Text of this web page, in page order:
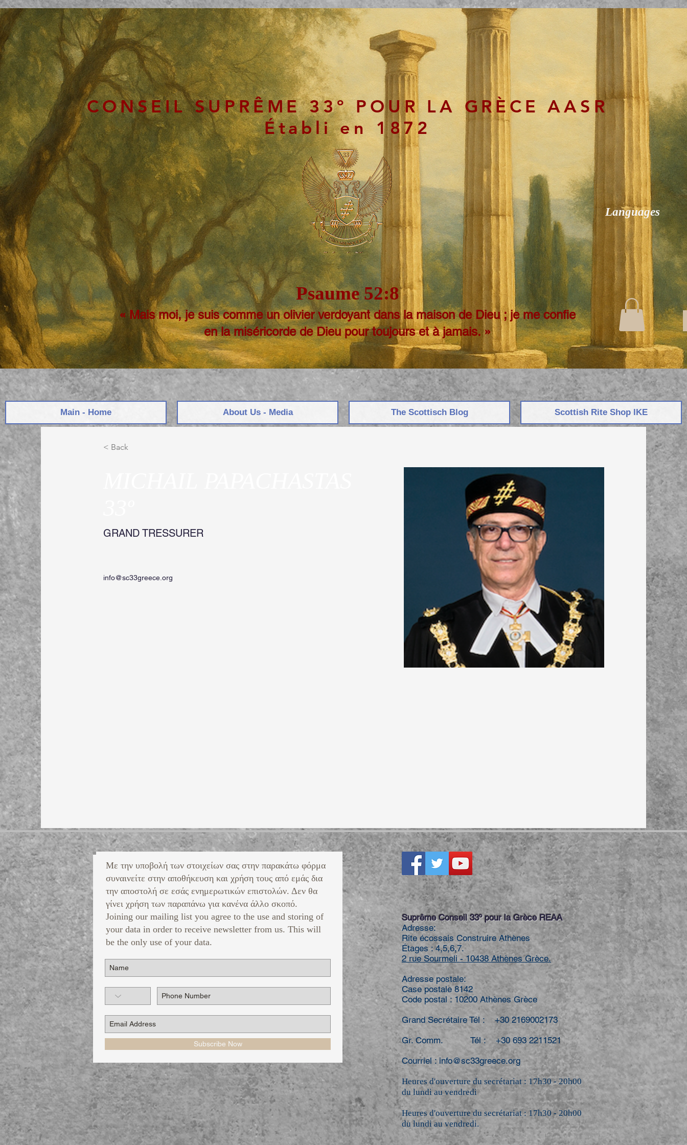
CONSEIL SUPRÊME 33º POUR LA GRÈCE AASR
Établi en 1872
Psaume 52:8
« Mais moi, je suis comme un olivier verdoyant dans la maison de Dieu ; je me confie
en la miséricorde de Dieu pour toujours et à jamais. »
Languages
Main - Home About Us - Media The Scottisch Blog Scottish Rite Shop ΙΚΕ
< Back
GRAND TRESSURER
info@sc33greece.org
Με την υποβολή των στοιχείων σας στην παρακάτω φόρμα
συναινείτε στην αποθήκευση και χρήση τους από εμάς δια
την αποστολή σε εσάς ενημερωτικών επιστολών. Δεν θα
γίνει χρήση των παραπάνω για κανένα άλλο σκοπό. ​
Joining our mailing list you agree to the use and storing of
your data in order to receive newsletter from us. This will
be the only use of your data.
Subscribe Now
Suprême Conseil 33º pour la Grèce REAA
Adresse:
Rite écossais Construire Athènes
Étages : 4,5,6,7.
2 rue Sourmeli - 10438 Athènes Grèce.
Adresse postale:
Case postale 8142
Code postal : 10200 Athènes Grèce
Grand Secrétaire Tél : +30 2169002173
Gr. Comm. Tél : +30 693 2211521
Courriel : info@sc33greece.org
Heures d'ouverture du secrétariat : 17h30 - 20h00
du lundi au vendredi
Heures d'ouverture du secrétariat : 17h30 - 20h00
du lundi au vendredi.